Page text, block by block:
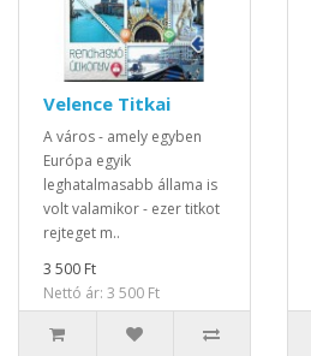
Velence Titkai
A város - amely egyben
Európa egyik
leghatalmasabb állama is
volt valamikor - ezer titkot
rejteget m..
3 500 Ft
Nettó ár: 3 500 Ft